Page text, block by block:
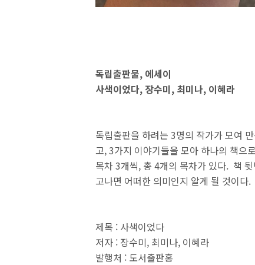
독립출판물, 에세이
사색이었다, 장수미, 최미나, 이혜라
독립출판을 하려는 3명의 작가가 모여
고, 3가지 이야기들을 모아 하나의 책으
목차 3개씩, 총 4개의 목차가 있다. 책
고나면 어떠한 의미인지 알게 될 것이다.
제목 : 사색이었다
저자 : 장수미, 최미나, 이혜라
발행처 : 도서출판홍